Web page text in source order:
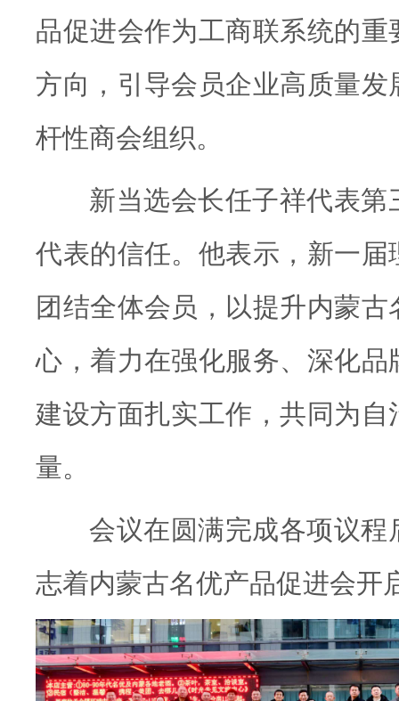
品促进会作为工商联系统的
方向，引导会员企业高质量
杆性商会组织。
新当选会长任子祥代表
代表的信任。他表示，新一
团结全体会员，以提升内蒙
心，着力在强化服务、深化
建设方面扎实工作，共同为
量。
会议在圆满完成各项议程
志着内蒙古名优产品促进会开